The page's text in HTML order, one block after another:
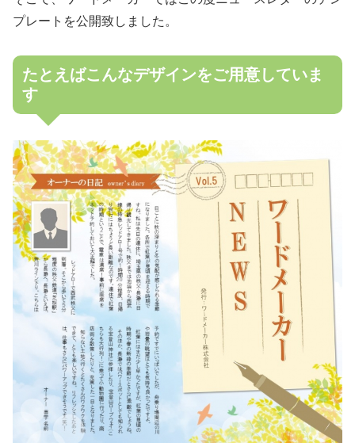
プレートを公開致しました。
たとえばこんなデザインをご用意していま
す